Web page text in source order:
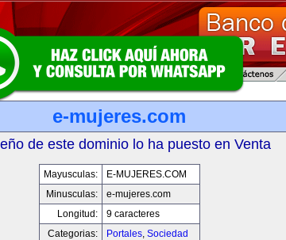
e-mujeres.com
de este dominio lo ha puesto en Venta
Mayusculas:
E-MUJERES.COM
Minusculas:
e-mujeres.com
Longitud:
9 caracteres
Categorias:
Portales, Sociedad